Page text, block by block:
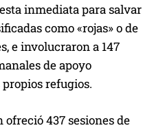
inmediata para salvar
como «rojas» o de
e involucraron a 147
de apoyo
refugios.
437 sesiones de